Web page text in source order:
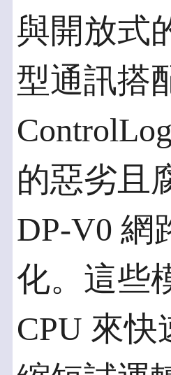
與開放式
型通訊搭
的惡劣且
DP-V0 網
化。這些
CPU 來